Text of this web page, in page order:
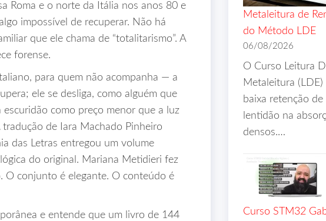
Roma e o norte da Itália nos anos 80 e
impossível de recuperar. Não há
que ele chama de “totalitarismo”. A
forense.
para quem não acompanha — a
ele se desliga, como alguém que
como preço menor que a luz
de Iara Machado Pinheiro
das Letras entregou um volume
do original. Mariana Metidieri fez
O conjunto é elegante. O conteúdo é
e entende que um livro de 144
Metaleitura de
do Método LDE
06/08/2026
O Curso Leitura
Metaleitura
baixa retenção
lentidão na
densos.…
Curso STM32